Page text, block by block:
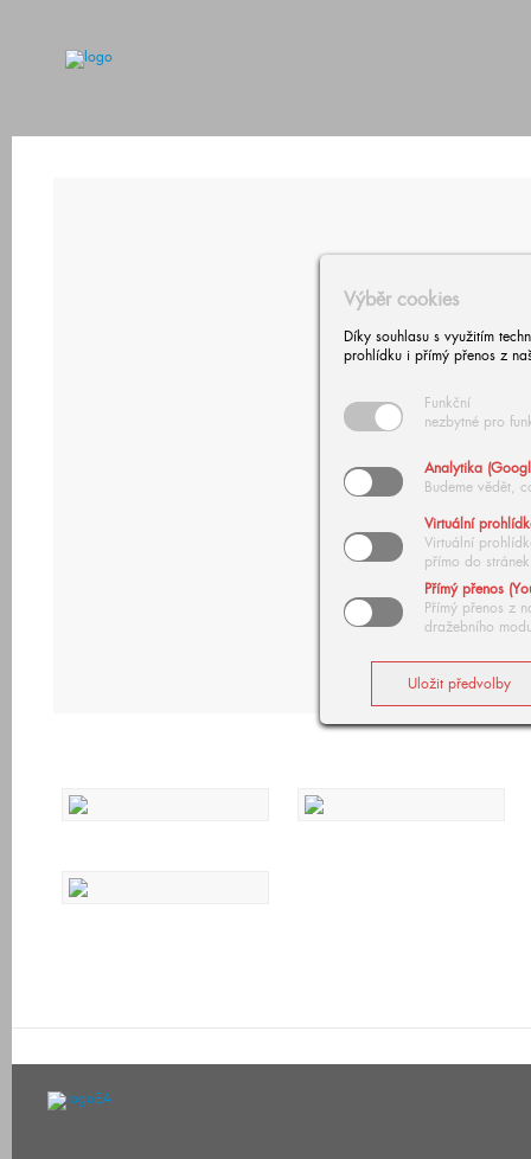
Výběr cookies
Díky souhlasu s využitím
prohlídku i přímý přenos z
Funkční
nezbytné pro
Analytika
Budeme vědět,
Virtuální
Virtuální
přímo do stránek
Přímý přenos
Přímý přenos z
dražebního